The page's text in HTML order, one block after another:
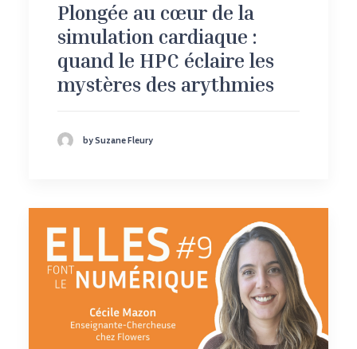
Plongée au cœur de la
simulation cardiaque :
quand le HPC éclaire les
mystères des arythmies
by Suzane Fleury